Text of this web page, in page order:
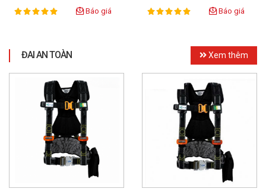
Rating:
100% Báo giá Rating:
100% Báo giá
ĐAI AN TOÀN Xem thêm